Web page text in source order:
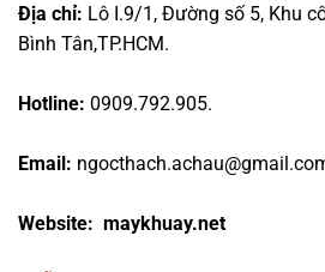
Địa chỉ: Lô I.9/1, Đường số 5, Khu
Bình Tân,TP.HCM.
Hotline: 0909.792.905.
Email:
Website: maykhuay.net